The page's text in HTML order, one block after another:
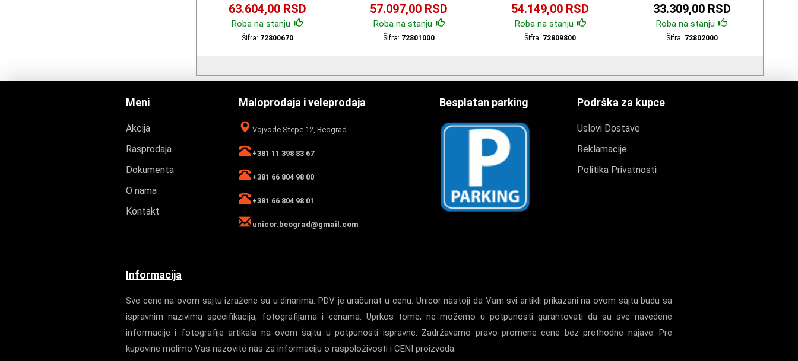
63.604,00 RSD
Roba na stanju
Šifra: 72800670
57.097,00 RSD
Roba na stanju
Šifra: 72801000
54.149,00 RSD
Roba na stanju
Šifra: 72809800
33.309,00 RSD
Roba na stanju
Šifra: 72802000
Meni
Akcija
Rasprodaja
Dokumenta
O nama
Kontakt
Maloprodaja i veleprodaja
Vojvode Stepe 12, Beograd
+381 11 398 83 67
+381 66 804 98 00
+381 66 804 98 01
unicor.beograd@gmail.com
Besplatan parking Podrška za kupce
Uslovi Dostave
Reklamacije
Politika Privatnosti
Informacija
Sve cene na ovom sajtu izražene su u dinarima. PDV je uračunat u cenu. Unicor nastoji da Vam svi artikli prikazani na ovom sajtu budu sa
ispravnim nazivima specifikacija, fotografijama i cenama. Uprkos tome, ne možemo u potpunosti garantovati da su sve navedene
informacije i fotografije artikala na ovom sajtu u potpunosti ispravne. Zadržavamo pravo promene cene bez prethodne najave. Pre
kupovine molimo Vas nazovite nas za informaciju o raspoloživosti i CENI proizvoda.